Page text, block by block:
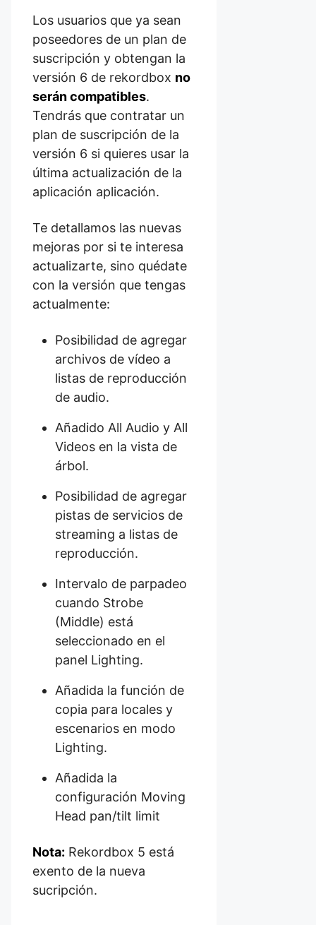
Los usuarios que ya sean
poseedores de un plan de
suscripción y obtengan la
versión 6 de rekordbox no
serán compatibles.
Tendrás que contratar un
plan de suscripción de la
versión 6 si quieres usar la
última actualización de la
aplicación aplicación.
Te detallamos las nuevas
mejoras por si te interesa
actualizarte, sino quédate
con la versión que tengas
actualmente:
Posibilidad de agregar
archivos de vídeo a
listas de reproducción
de audio.
Añadido All Audio y All
Videos en la vista de
árbol.
Posibilidad de agregar
pistas de servicios de
streaming a listas de
reproducción.
Intervalo de parpadeo
cuando Strobe
(Middle) está
seleccionado en el
panel Lighting.
Añadida la función de
copia para locales y
escenarios en modo
Lighting.
Añadida la
configuración Moving
Head pan/tilt limit
Nota: Rekordbox 5 está
exento de la nueva
sucripción.